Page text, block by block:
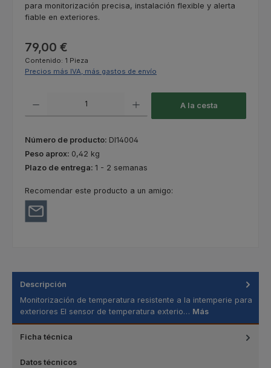
para monitorización precisa, instalación flexible y alerta
fiable en exteriores.
Precio normal:
79,00 €
Contenido: 1 Pieza
Precios más IVA, más gastos de envío
A la cesta
Número de producto: DI14004
Peso aprox: 0,42 kg
Plazo de entrega: 1 - 2 semanas
Recomendar este producto a un amigo:
Descripción
Monitorización de temperatura resistente a la intemperie para
exteriores El sensor de temperatura exterio… Más
Ficha técnica
Datos técnicos